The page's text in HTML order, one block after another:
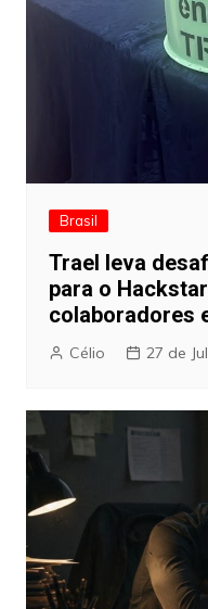
Brasil
Trael leva
para o
colaboradores
Célio 27 de